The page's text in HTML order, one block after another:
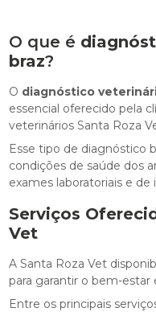
O que é
braz?
O diagnóstico
essencial oferecido pela
veterinários Santa Roza
Esse tipo de diagnóstico
condições de saúde dos
exames laboratoriais e de
Serviços
Vet
A Santa Roza Vet
para garantir o bem-estar
Entre os principais